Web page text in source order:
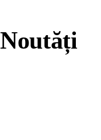
Noutăți